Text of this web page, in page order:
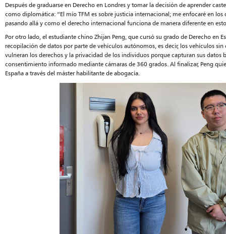
Después de graduarse en Derecho en Londres y tomar la decisión de aprender
como diplomática: “El mío TFM es sobre justicia internacional; me enfocaré en los
pasando allá y como el derecho internacional funciona de manera diferente en
Por otro lado, el estudiante chino Zhijan Peng, que cursó su grado de Derecho en
recopilación de datos por parte de vehículos autónomos, es decir, los vehículos
vulneran los derechos y la privacidad de los individuos porque capturan sus datos
consentimiento informado mediante cámaras de 360 grados. Al finalizar, Peng
España a través del máster habilitante de abogacía.